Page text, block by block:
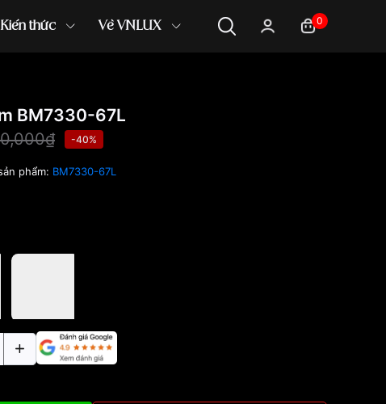
Kiến thức Về VNLUX 0
BM7330-67L
-40%
phẩm: BM7330-67L